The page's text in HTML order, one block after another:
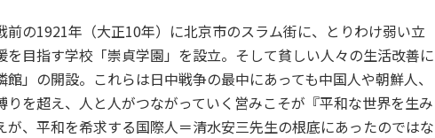
の1921年（大正10年）に北京市のスラム街に、とりわけ弱い立
目指す学校「崇貞学園」を設立。そして貧しい人々の生活改善に
」の開設。これらは日中戦争の最中にあっても中国人や朝鮮人、
りを超え、人と人がつながっていく営みこそが『平和な世界を生み
が、平和を希求する国際人＝清水安三先生の根底にあったのではな